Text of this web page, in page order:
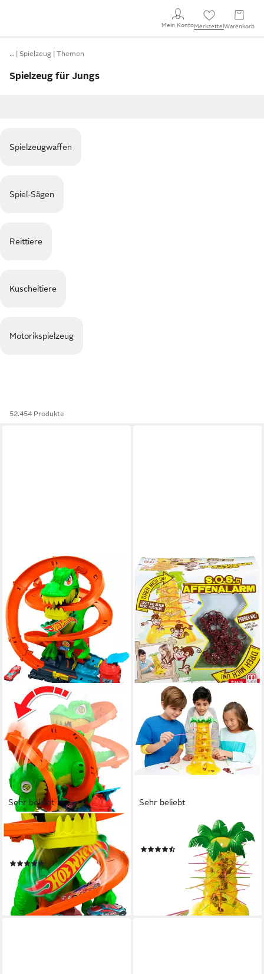
Mein KontoMerkzettel Warenkorb
… Spielzeug Themen
Spielzeug für Jungs
Spielzeugwaffen
Spiel-Sägen
Reittiere
Kuscheltiere
Motorikspielzeug
52.454 Produkte
Sehr beliebt
HOT WHEELS
Autorennbahn Hot Wheels
City T-Rex-Feuerschlacht
(20)
ab 31,99 € UVP39,99 €
-20%
lieferbar - in 1-2 Werktagen bei dir
Sehr beliebt
Spiel S.O.S Affenalarm
(242)
UVP25,99 €
lieferbar - in 1-2 Werktagen bei dir